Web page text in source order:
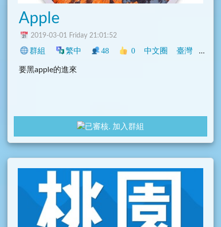
Apple
2019-03-01 Friday 21:01:52
群組 繁中 48 0 中文圈 臺灣 閒聊
要黑apple的進來
加入群組